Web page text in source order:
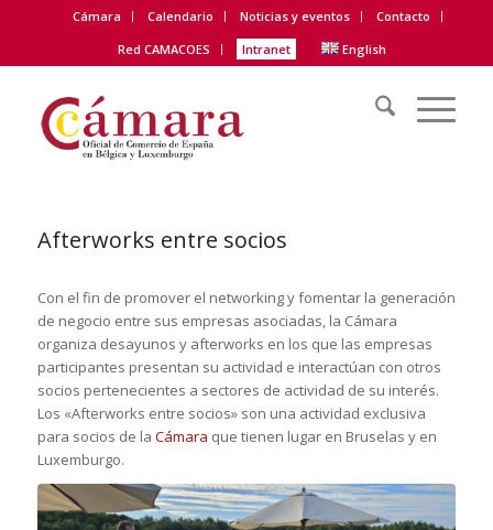
Cámara Calendario Noticias y eventos
Contacto
Red CAMACOES
Intranet English
Afterworks entre socios
Con el fin de promover el networking y fomentar la generación
de negocio entre sus empresas asociadas, la Cámara
organiza desayunos y afterworks en los que las empresas
participantes presentan su actividad e interactúan con otros
socios pertenecientes a sectores de actividad de su interés.
Los «Afterworks entre socios» son una actividad exclusiva
para socios de la Cámara que tienen lugar en Bruselas y en
Luxemburgo.